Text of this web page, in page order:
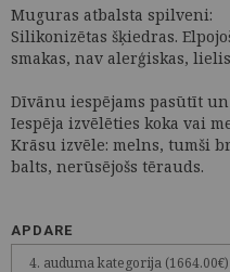
Muguras atbalsta spilveni:
Silikonizētas šķiedras.
smakas, nav alerģiskas,
Dīvānu iespējams pasūtīt
Iespēja izvēlēties koka vai
Krāsu izvēle: melns, tumši
balts, nerūsējošs tērauds.
APDARE